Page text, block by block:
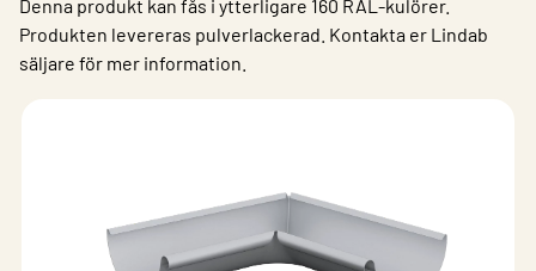
Choose languge
Sweden
Denna produkt kan fås i ytterligare 160 RAL-kulörer.
Produkten levereras pulverlackerad. Kontakta er Lindab
säljare för mer information.